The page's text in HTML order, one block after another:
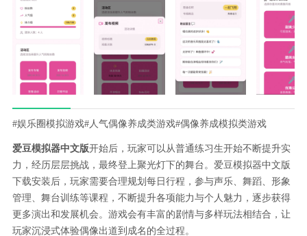
#娱乐圈模拟游戏#人气偶像养成类游戏#偶像养成模拟类游戏
爱豆模拟器中文版开始后，玩家可以从普通练习生开始不断提升实
力，经历层层挑战，最终登上聚光灯下的舞台。爱豆模拟器中文版
下载安装后，玩家需要合理规划每日行程，参与声乐、舞蹈、形象
管理、舞台训练等课程，不断提升各项能力与个人魅力，逐步获得
更多演出和发展机会。游戏会有丰富的剧情与多样玩法相结合，让
玩家沉浸式体验偶像出道到成名的全过程。